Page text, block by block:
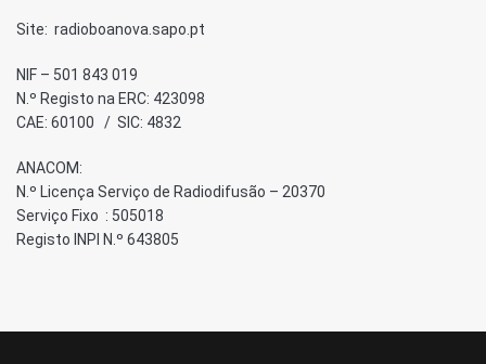
Site: radioboanova.sapo.pt
NIF – 501 843 019
N.º Registo na ERC: 423098
CAE: 60100 / SIC: 4832
ANACOM:
N.º Licença Serviço de Radiodifusão – 20370
Serviço Fixo : 505018
Registo INPI N.º 643805